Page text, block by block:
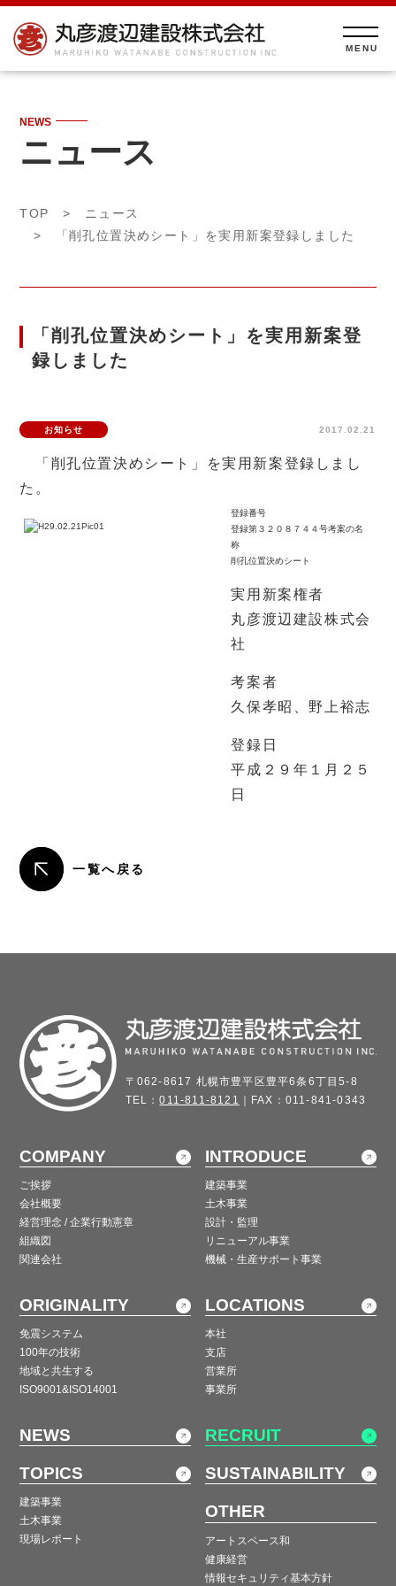
NEWS
ニュース
TOP >
ニュース
> 「削孔位置決めシート」を実用新案登録しました
「削孔位置決めシート」を実用新案登
録しました
お知らせ 2017.02.21
「削孔位置決めシート」を実用新案登録しまし
た。
登録番号
登録第３２０８７４４号考案の名
称
削孔位置決めシート
実用新案権者
丸彦渡辺建設株式会
社
考案者
久保孝昭、野上裕志
登録日
平成２９年１月２５
日
一覧へ戻る
〒062-8617 札幌市豊平区豊平6条6丁目5-8
TEL：011-811-8121 ｜FAX：011-841-0343
COMPANY
ご挨拶
会社概要
経営理念 / 企業行動憲章
組織図
関連会社
INTRODUCE
建築事業
土木事業
設計・監理
リニューアル事業
機械・生産サポート事業
ORIGINALITY
免震システム
100年の技術
地域と共生する
ISO9001&ISO14001
LOCATIONS
本社
支店
営業所
事業所
NEWS
TOPICS
建築事業
土木事業
現場レポート
RECRUIT
SUSTAINABILITY
OTHER
アートスペース和
健康経営
情報セキュリティ基本方針